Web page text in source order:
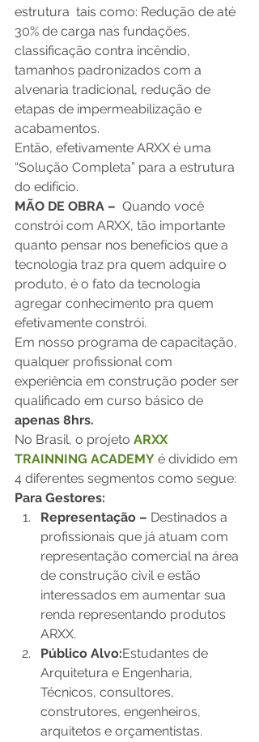
estrutura  tais como: Redução de até
30% de carga nas fundações,
classificação contra incêndio,
tamanhos padronizados com a
alvenaria tradicional, redução de
etapas de impermeabilização e
acabamentos.
Então, efetivamente ARXX é uma
“Solução Completa” para a estrutura
do edifício.
MÃO DE OBRA –
  Quando você
constrói com ARXX, tão importante
quanto pensar nos benefícios que a
tecnologia traz pra quem adquire o
produto, é o fato da tecnologia
agregar conhecimento pra quem
efetivamente constrói.
Em nosso programa de capacitação,
qualquer profissional com
experiência em construção poder ser
qualificado em curso básico de
apenas 8hrs.
No Brasil, o projeto ARXX
TRAINNING ACADEMY é dividido em
4 diferentes segmentos como segue:
Para Gestores:
Representação – Destinados a
profissionais que já atuam com
representação comercial na área
de construção civil e estão
interessados em aumentar sua
renda representando produtos
ARXX.
Público Alvo:Estudantes de
Arquitetura e Engenharia,
Técnicos, consultores,
construtores, engenheiros,
arquitetos e orçamentistas.